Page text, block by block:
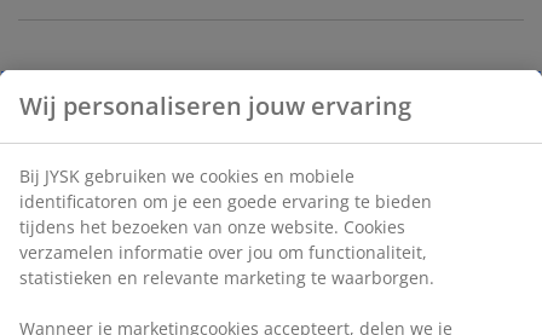
Artikelnummer: 1818202
Specificaties
Beoordelingen